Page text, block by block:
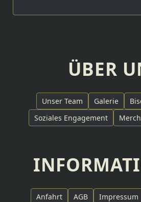
ÜBER
Unser Team Galerie
Soziales Engagement
Merch
Anfahrt AGB Impressum